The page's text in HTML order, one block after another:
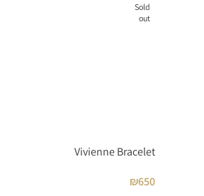
Sold
out
Vivienne Bracelet
₪650